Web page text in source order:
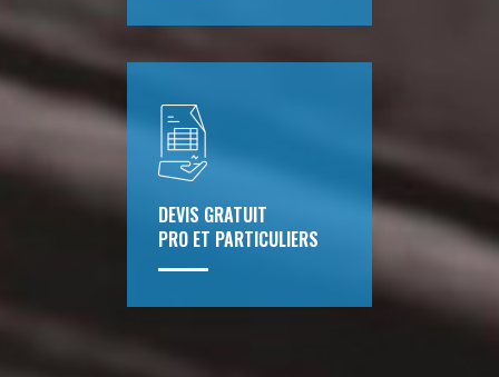
DEVIS GRATUIT
PRO ET PARTICULIERS